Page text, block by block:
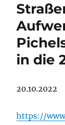
in die
20.10.2022
https://